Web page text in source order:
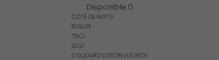
Disponible 0
COTE DE NUITS
ROUGE
75CL
2021
COQUARD LOISON FLEUROT